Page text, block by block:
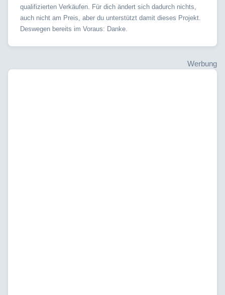
qualifizierten Verkäufen. Für dich ändert sich dadurch nichts,
auch nicht am Preis, aber du unterstützt damit dieses Projekt.
Deswegen bereits im Voraus: Danke.
Werbung